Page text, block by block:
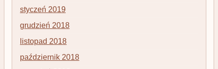
styczeń 2019
grudzień 2018
listopad 2018
październik 2018